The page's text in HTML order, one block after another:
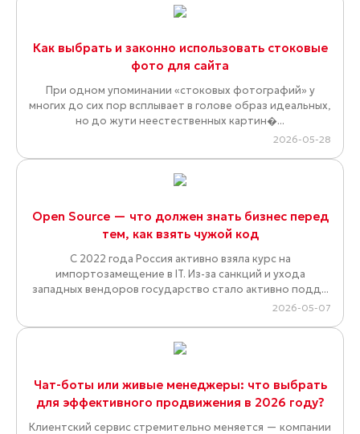
Как выбрать и законно использовать стоковые
фото для сайта
При одном упоминании «стоковых фотографий» у
многих до сих пор всплывает в голове образ идеальных,
но до жути неестественных картин�...
2026-05-28
Open Source — что должен знать бизнес перед
тем, как взять чужой код
С 2022 года Россия активно взяла курс на
импортозамещение в IT. Из-за санкций и ухода
западных вендоров государство стало активно подд...
2026-05-07
Чат-боты или живые менеджеры: что выбрать
для эффективного продвижения в 2026 году?
Клиентский сервис стремительно меняется — компании